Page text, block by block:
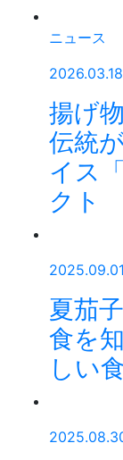
ニュース
2026.03.18
揚げ
伝統
イス
クト
2025.09.01
夏茄
食を
しい